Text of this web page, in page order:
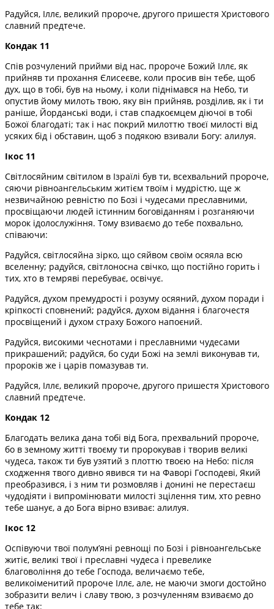
Радуйся, Іллє, великий пророче, другого пришестя Христового
славний предтече.
Кондак 11
Спів розчулений прийми від нас, пророче Божий Іллє, як
прийняв ти прохання Єлисеєве, коли просив він тебе, щоб
дух, що в тобі, був на ньому, і коли піднімався на Небо, ти
опустив йому милоть твою, яку він прийняв, розділив, як і ти
раніше, Йорданські води, і став спадкоємцем діючої в тобі
Божої благодаті; так і нас покрий милоттю твоєї милості від
усяких бід і обставин, щоб з подякою взивали Богу: алилуя.
Ікос 11
Світлосяйним світилом в Ізраїлі був ти, всехвальний пророче,
сяючи рівноангельським житієм твоїм і мудрістю, ще ж
незвичайною ревністю по Бозі і чудесами преславними,
просвіщаючи людей істинним боговіданням і розганяючи
морок ідолослужіння. Тому взиваємо до тебе похвально,
співаючи:
Радуйся, світлосяйна зірко, що сяйвом своїм осяяла всю
вселенну; радуйся, світлоносна свічко, що постійно горить і
тих, хто в темряві перебуває, освічує.
Радуйся, духом премудрості і розуму осяяний, духом поради і
кріпкості сповнений; радуйся, духом відання і благочестя
просвіщений і духом страху Божого напоєний.
Радуйся, високими чеснотами і преславними чудесами
прикрашений; радуйся, бо суди Божі на землі виконував ти,
пророків же і царів помазував ти.
Радуйся, Іллє, великий пророче, другого пришестя Христового
славний предтече.
Кондак 12
Благодать велика дана тобі від Бога, прехвальний пророче,
бо в земному житті твоєму ти пророкував і творив великі
чудеса, також ти був узятий з плоттю твоєю на Небо: після
сходження твого дивно явився ти на Фаворі Господеві, Який
преобразився, і з ним ти розмовляв і донині не перестаєш
чудодіяти і випромінювати милості зцілення тим, хто ревно
тебе шанує, а до Бога вірно взиває: алилуя.
Ікос 12
Оспівуючи твої полум’яні ревнощі по Бозі і рівноангельське
житіє, великі твої і преславні чудеса і превелике
благовоління до тебе Господа, величаємо тебе,
великоіменитий пророче Іллє, але, не маючи змоги достойно
зобразити велич і славу твою, з розчуленням взиваємо до
тебе так: